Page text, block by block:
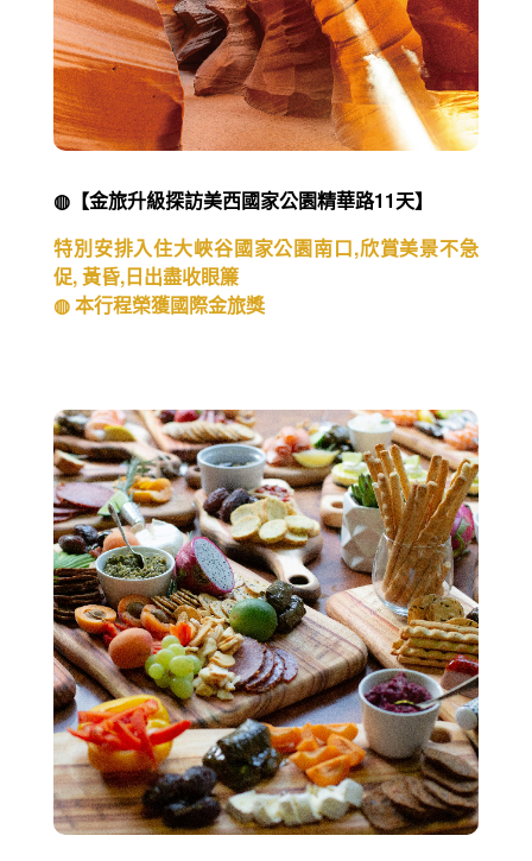
◍【金旅升級探訪美西國家公園精華路11天】
特別安排入住大峽谷國家公園南口,欣賞美景不急
促, 黃昏,日出盡收眼簾
◍ 本行程榮獲國際金旅獎